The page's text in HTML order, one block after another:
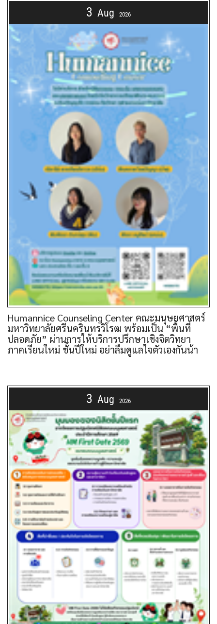
3 Aug 2026
Humannice Counseling Center คณะมนุษยศาสตร์
มหาวิทยาลัยศรีนครินทรวิโรฒ พร้อมเป็น “พื้นที่
ปลอดภัย” ผ่านการให้บริการปรึกษาเชิงจิตวิทยา
ภาคเรียนใหม่ ชั้นปีใหม่ อย่าลืมดูแลใจตัวเองกันน้า
3 Aug 2026